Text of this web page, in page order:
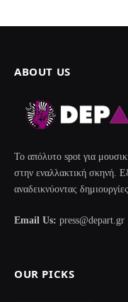
ABOUT US
Το απόλυτο spot για
στην εναλλακτική σκηνή.
αναδεικνύοντας
Email Us: press@depart.gr
OUR PICKS